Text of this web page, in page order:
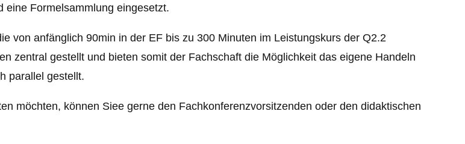
eine Formelsammlung eingesetzt.
von anfänglich 90min in der EF bis zu 300 Minuten im Leistungskurs der Q2.2
zentral gestellt und bieten somit der Fachschaft die Möglichkeit das eigene Handeln
parallel gestellt.
möchten, können Siee gerne den Fachkonferenzvorsitzenden oder den didaktischen